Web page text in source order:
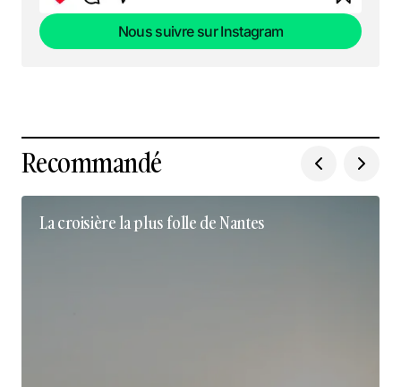
Nous suivre sur Instagram
Recommandé
La croisière la plus folle de Nantes